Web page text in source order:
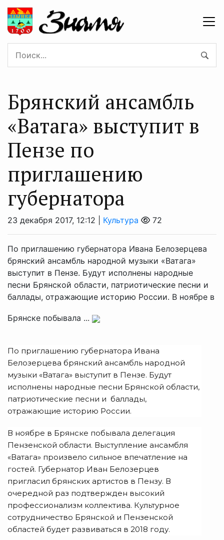
Брянский ансамбль
«Ватага» выступит в
Пензе по
приглашению
губернатора
23 декабря 2017, 12:12 | Культура 72
По приглашению губернатора Ивана Белозерцева
брянский ансамбль народной музыки «Ватага»
выступит в Пензе. Будут исполнены народные
песни Брянской области, патриотические песни и
баллады, отражающие историю России. В ноябре в
Брянске побывала ...
По приглашению губернатора Ивана
Белозерцева брянский ансамбль народной
музыки «Ватага» выступит в Пензе. Будут
исполнены народные песни Брянской области,
патриотические песни и баллады,
отражающие историю России.
В ноябре в Брянске побывала делегация
Пензенской области. Выступление ансамбля
«Ватага» произвело сильное впечатление на
гостей. Губернатор Иван Белозерцев
пригласил брянских артистов в Пензу. В
очередной раз подтвержден высокий
профессионализм коллектива. Культурное
сотрудничество Брянской и Пензенской
областей будет развиваться в 2018 году.